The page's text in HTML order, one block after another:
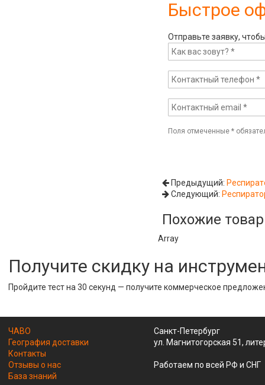
Быстрое
Отправьте заявку,
Поля отмеченные*
Предыдущий:
Следующий:
Похожие
Array
Получите скидку на
Пройдите тест на 30 секунд — получите коммерческое
ЧАВО
География доставки
Контакты
Отзывы о нас
База знаний
Санкт-Петербург
ул. Магнитогорская 51,
Работаем по всей РФ и СНГ